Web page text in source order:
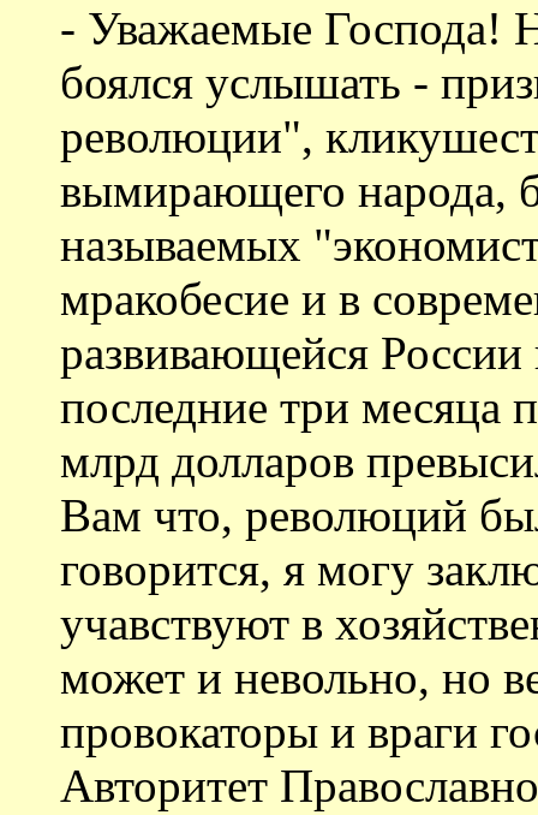
- Уважаемые Господа!
боялся услышать -
революции",
вымирающего народа,
называемых
мракобесие и в
развивающейся
последние три месяца
млрд долларов
Вам что, революций
говорится, я могу
учавствуют в
может и невольно, но
провокаторы и враги
Авторитет